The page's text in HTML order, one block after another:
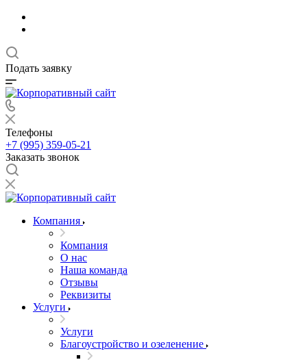
Подать заявку
Телефоны
+7 (995) 359-05-21
Заказать звонок
Компания
Компания
О нас
Наша команда
Отзывы
Реквизиты
Услуги
Услуги
Благоустройство и озеленение